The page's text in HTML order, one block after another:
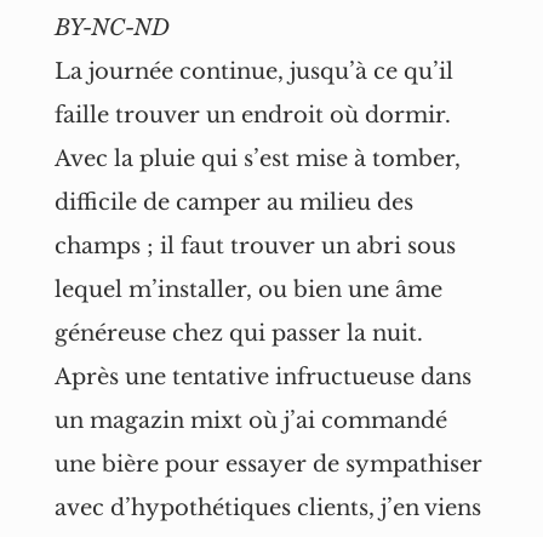
BY-NC-ND
La journée continue, jusqu’à ce qu’il
faille trouver un endroit où dormir.
Avec la pluie qui s’est mise à tomber,
difficile de camper au milieu des
champs ; il faut trouver un abri sous
lequel m’installer, ou bien une âme
généreuse chez qui passer la nuit.
Après une tentative infructueuse dans
un magazin mixt où j’ai commandé
une bière pour essayer de sympathiser
avec d’hypothétiques clients, j’en viens